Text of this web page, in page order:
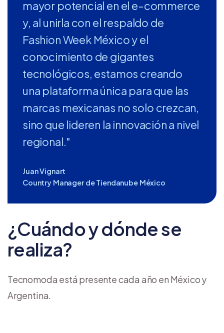
mayor potencial en el e-commerce
y, al unirla con el respaldo de
Fashion Week México y el
conocimiento de gigantes
tecnológicos, estamos creando
una plataforma única para que las
marcas mexicanas no solo crezcan,
sino que lideren la innovación a nivel
regional."
Juan Vignart
Country Manager de Tiendanube México
¿Cuándo y dónde se
realiza?
Tecnomoda está presente cada año en México y
Argentina.